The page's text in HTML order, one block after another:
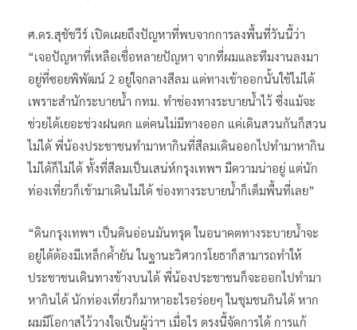
ศ.ดร.สุชัชวีร์ เปิดเผยถึงปัญหาที่พบจากการลงพื้นที่วันนี้ว่า
“เจอปัญหาที่เหลือเชื่อหลายปัญหา จากที่ผมและทีมงานลงมา
อยู่ที่ซอยพิพัฒน์ 2 อยู่ใจกลางสีลม แต่ทางเข้าออกนั้นใช้ไม่ได้
เพราะสำนักระบายน้ำ กทม. ทำช่องทางระบายน้ำไว้ ซึ่งแม้จะ
ช่วยได้เยอะช่วงฝนตก แต่คนไม่มีทางออก แค่เดินสวนกันก็สวน
ไม่ได้ พี่น้องประชาชนทำมาหากินที่สีลมเดินออกไปทำมาหากิน
ไม่ได้ก็ไม่ได้ ทั้งที่สีลมเป็นเสน่ห์กรุงเทพฯ มีความน่าอยู่ แต่นัก
ท่องเที่ยวก็เข้ามาเดินไม่ได้ ช่องทางระบายน้ำก็เต็มพื้นที่เลย”
“ดินกรุงเทพฯ เป็นดินอ่อนมันทรุด ในอนาคตทางระบายน้ำจะ
อยู่ได้ต้องมีเหล็กค้ำยัน ในฐานะวิศวกรโยธาก็สามารถทำให้
ประชาชนเดินทางข้างบนได้ พี่น้องประชาชนก็จะออกไปทำมา
หากินได้ นักท่องเที่ยวก็มาหาอะไรอร่อยๆ ในชุมชนกินได้ หาก
ผมมีโอกาสไว้วางใจเป็นผู้ว่าฯ เมื่อไร ตรงนี้จัดการได้ การแก้